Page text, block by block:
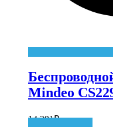
Mindeo
14 391₽